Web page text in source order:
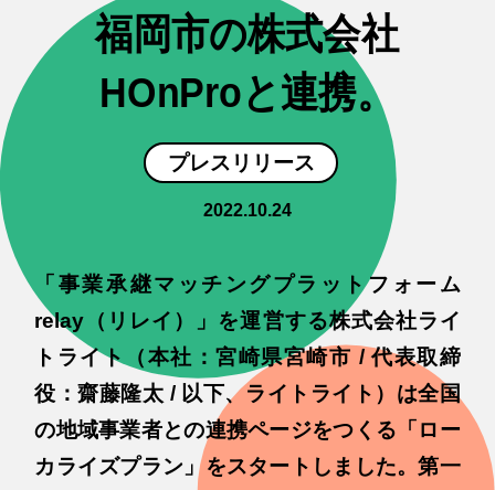
福岡市の株式会社
HOnProと連携。
プレスリリース
2022.10.24
「事業承継マッチングプラットフォーム
relay（リレイ）」を運営する株式会社ライ
トライト（本社：宮崎県宮崎市 / 代表取締
役：齋藤隆太 / 以下、ライトライト）は全国
の地域事業者との連携ページをつくる「ロー
カライズプラン」をスタートしました。第一